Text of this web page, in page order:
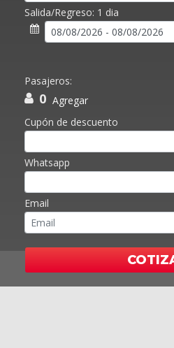
Salida/Regreso: 1 dia
Pasajeros:
0 Agregar
Cupón de descuento
Whatsapp
Email